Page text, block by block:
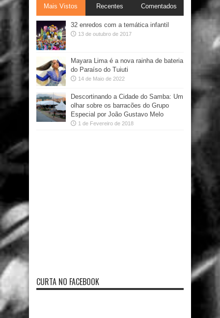
Mais Vistos Recentes Comentados
32 enredos com a temática infantil
13 de outubro de 2017
Mayara Lima é a nova rainha de bateria
do Paraíso do Tuiuti
14 de Maio de 2022
Descortinando a Cidade do Samba: Um
olhar sobre os barracões do Grupo
Especial por João Gustavo Melo
1 de Fevereiro de 2018
CURTA NO FACEBOOK